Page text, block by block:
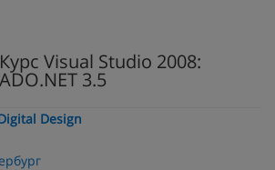
Курс Visual Studio 2008:
ADO.NET 3.5
Design